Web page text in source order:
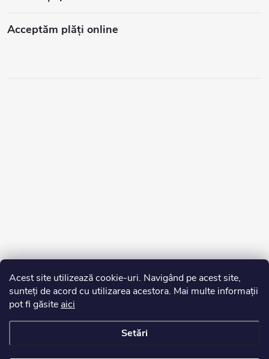
Acest site utilizează cookie-uri. Navigând pe acest site,
sunteți de acord cu utilizarea acestora. Mai multe informații
pot fi găsite aici
Setări
Acceptăm plăţi online